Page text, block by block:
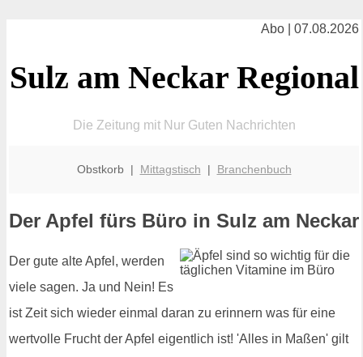
Abo | 07.08.2026
Sulz am Neckar Regional
Die Zeitung mit Nur Guten Nachrichten
Obstkorb | Mittagstisch | Branchenbuch
Der Apfel fürs Büro in Sulz am Neckar
Der gute alte Apfel, werden
viele sagen. Ja und Nein! Es
ist Zeit sich wieder einmal daran zu erinnern was für eine
wertvolle Frucht der Apfel eigentlich ist! 'Alles in Maßen' gilt